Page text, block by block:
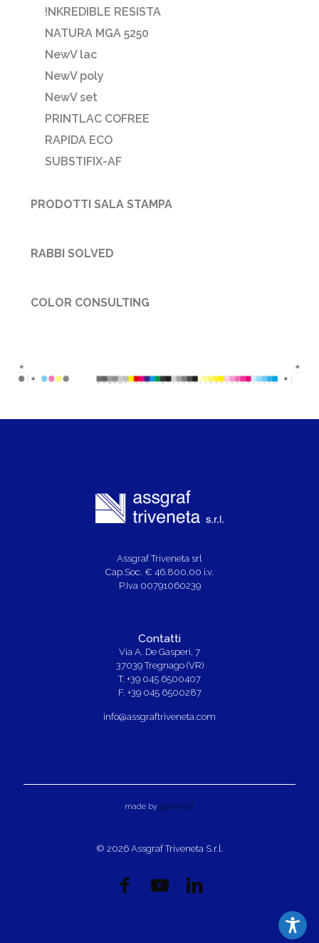
!NKREDIBLE RESISTA
NATURA MGA 5250
NewV lac
NewV poly
NewV set
PRINTLAC COFREE
RAPIDA ECO
SUBSTIFIX-AF
PRODOTTI SALA STAMPA
RABBI SOLVED
COLOR CONSULTING
Assgraf Triveneta srl
Cap.Soc. € 46.800,00 i.v.
P.Iva 00791060239
Contatti
Via A. De Gasperi, 7
37039 Tregnago (VR)
T. +39 045 6500407
F. +39 045 6500287
info@assgraftriveneta.com
© 2026 Assgraf Triveneta S.r.l.
made by gasweb.it